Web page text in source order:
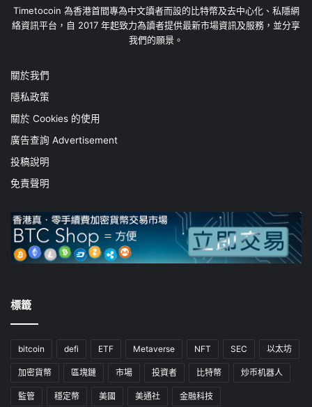
Timetocoin 為香港首間專為中文讀者而設的比特幣及去中心化、私隱網
絡資訊平台，自 2017 年起致力為讀者提供最新市場資訊及服務，並分享
我們的願景。
關於我們
隱私政策
關於 Cookies 的使用
廣告查詢 Advertisement
投稿說明
免責聲明
標籤
bitcoin defi ETF Metaverse NFT SEC 以太坊
加密貨幣 區塊鏈 市場 投資者 比特幣 炒币机器人
監管 穩定幣 美國 美通社 金融科技